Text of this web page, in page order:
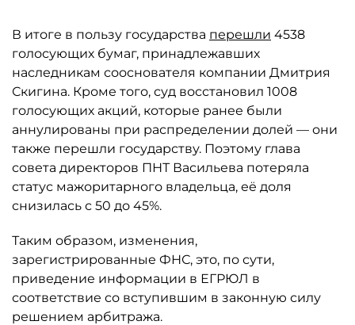
В итоге в пользу государства перешли 4538
голосующих бумаг, принадлежавших
наследникам сооснователя компании Дмитрия
Скигина. Кроме того, суд восстановил 1008
голосующих акций, которые ранее были
аннулированы при распределении долей — они
также перешли государству. Поэтому глава
совета директоров ПНТ Васильева потеряла
статус мажоритарного владельца, её доля
снизилась с 50 до 45%.
Таким образом, изменения,
зарегистрированные ФНС, это, по сути,
приведение информации в ЕГРЮЛ в
соответствие со вступившим в законную силу
решением арбитража.